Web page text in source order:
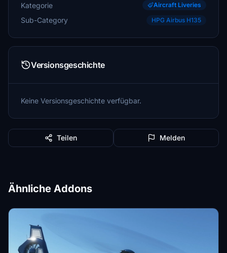
Kategorie Aircraft Liveries
Sub-Category HPG Airbus H135
Versionsgeschichte
Keine Versionsgeschichte verfügbar.
Teilen Melden
Ähnliche Addons